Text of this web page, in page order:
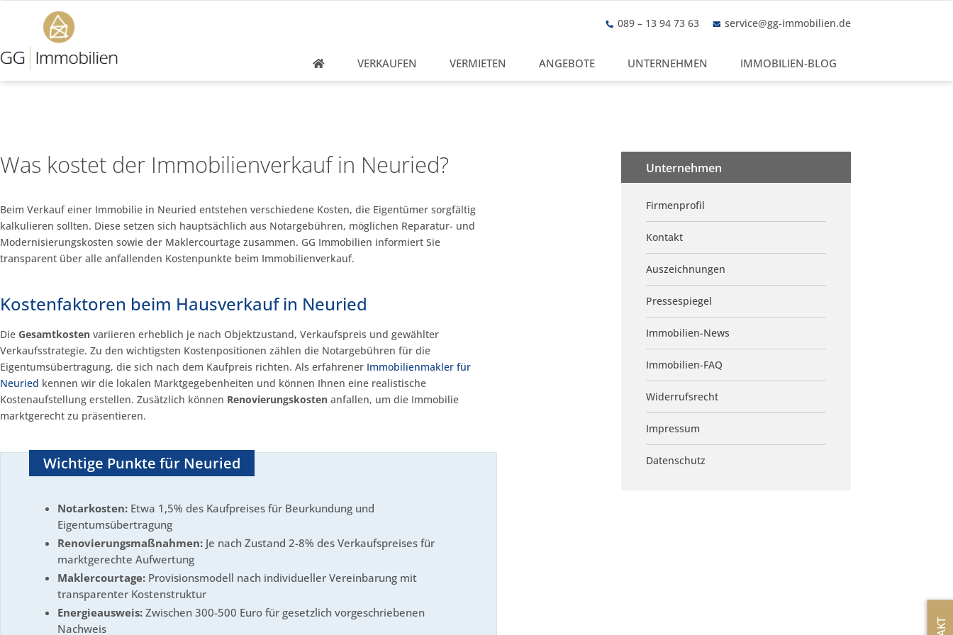
089 – 13 94 73 63 service@gg-immobilien.de
VERKAUFEN VERMIETEN ANGEBOTE UNTERNEHMEN IMMOBILIEN-BLOG
Was kostet der Immobilienverkauf in Neuried?
Beim Verkauf einer Immobilie in Neuried entstehen verschiedene Kosten, die Eigentümer sorgfältig
kalkulieren sollten. Diese setzen sich hauptsächlich aus Notargebühren, möglichen Reparatur- und
Modernisierungskosten sowie der Maklercourtage zusammen. GG Immobilien informiert Sie
transparent über alle anfallenden Kostenpunkte beim Immobilienverkauf.
Kostenfaktoren beim Hausverkauf in Neuried
Die Gesamtkosten variieren erheblich je nach Objektzustand, Verkaufspreis und gewählter
Verkaufsstrategie. Zu den wichtigsten Kostenpositionen zählen die Notargebühren für die
Eigentumsübertragung, die sich nach dem Kaufpreis richten. Als erfahrener Immobilienmakler für
Neuried kennen wir die lokalen Marktgegebenheiten und können Ihnen eine realistische
Kostenaufstellung erstellen. Zusätzlich können Renovierungskosten anfallen, um die Immobilie
marktgerecht zu präsentieren.
Wichtige Punkte für Neuried
Notarkosten: Etwa 1,5% des Kaufpreises für Beurkundung und
Eigentumsübertragung
Renovierungsmaßnahmen: Je nach Zustand 2-8% des Verkaufspreises für
marktgerechte Aufwertung
Maklercourtage: Provisionsmodell nach individueller Vereinbarung mit
transparenter Kostenstruktur
Energieausweis:Zwischen 300-500 Euro für gesetzlich vorgeschriebenen
Nachweis
Unternehmen
Firmenprofil
Kontakt
Auszeichnungen
Pressespiegel
Immobilien-News
Immobilien-FAQ
Widerrufsrecht
Impressum
Datenschutz